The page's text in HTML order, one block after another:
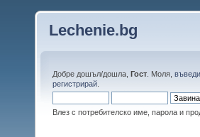
Lechenie.bg
Добре дошъл/дошла, Гост . Моля,
регистрирай
Влез с потребителско име, парола и